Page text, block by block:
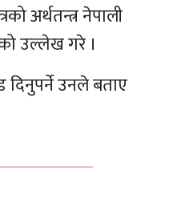
अर्थतन्त्र नेपाली
उल्लेख गरे ।
दिनुपर्ने उनले बताए